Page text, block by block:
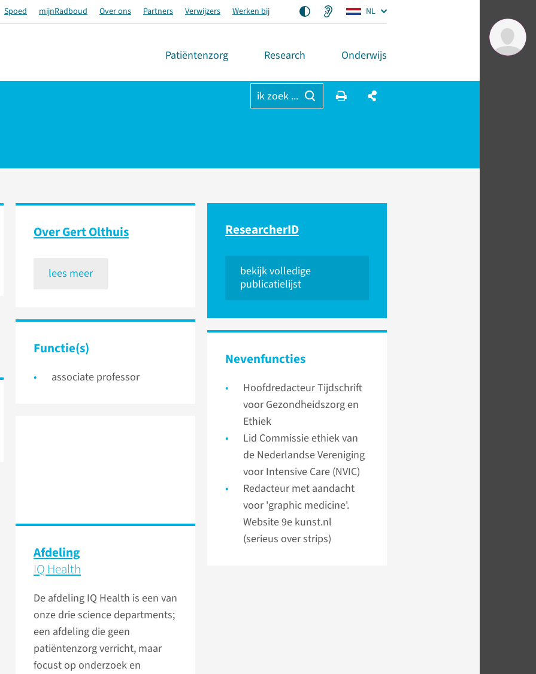
Spoed mijnRadboud Over ons Partners Verwijzers Werken bij NL
Patiëntenzorg Research Onderwijs
ik zoek ...
Over Gert Olthuis
lees meer
ResearcherID
bekijk volledige
publicatielijst
Functie(s)
associate professor
Nevenfuncties
Hoofdredacteur Tijdschrift
voor Gezondheidszorg en
Ethiek
Lid Commissie ethiek van
de Nederlandse Vereniging
voor Intensive Care (NVIC)
Redacteur met aandacht
voor 'graphic medicine'.
Website 9e kunst.nl
(serieus over strips)
Afdeling
IQ Health
De afdeling IQ Health is een van
onze drie science departments;
een afdeling die geen
patiëntenzorg verricht, maar
focust op onderzoek en